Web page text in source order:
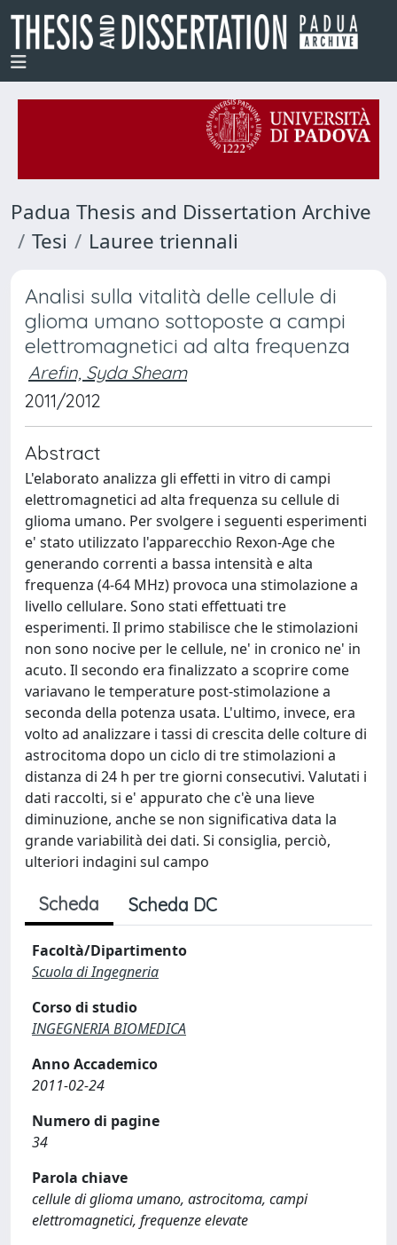
Padua Thesis and Dissertation Archive
Tesi
Lauree triennali
Analisi sulla vitalità delle cellule di
glioma umano sottoposte a campi
elettromagnetici ad alta frequenza
Arefin, Syda Sheam
2011/2012
Abstract
L'elaborato analizza gli effetti in vitro di campi
elettromagnetici ad alta frequenza su cellule di
glioma umano. Per svolgere i seguenti esperimenti
e' stato utilizzato l'apparecchio Rexon-Age che
generando correnti a bassa intensità e alta
frequenza (4-64 MHz) provoca una stimolazione a
livello cellulare. Sono stati effettuati tre
esperimenti. Il primo stabilisce che le stimolazioni
non sono nocive per le cellule, ne' in cronico ne' in
acuto. Il secondo era finalizzato a scoprire come
variavano le temperature post-stimolazione a
seconda della potenza usata. L'ultimo, invece, era
volto ad analizzare i tassi di crescita delle colture di
astrocitoma dopo un ciclo di tre stimolazioni a
distanza di 24 h per tre giorni consecutivi. Valutati i
dati raccolti, si e' appurato che c'è una lieve
diminuzione, anche se non significativa data la
grande variabilità dei dati. Si consiglia, perciò,
ulteriori indagini sul campo
Scheda Scheda DC
Facoltà/Dipartimento
Scuola di Ingegneria
Corso di studio
INGEGNERIA BIOMEDICA
Anno Accademico
2011-02-24
Numero di pagine
34
Parola chiave
cellule di glioma umano, astrocitoma, campi
elettromagnetici, frequenze elevate